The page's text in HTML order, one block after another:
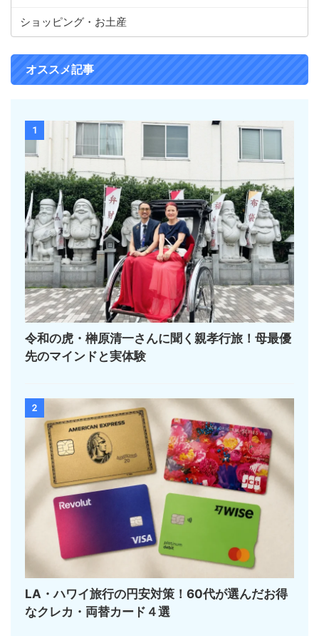
ショッピング・お土産
オススメ記事
1
令和の虎・榊󠄀原清一さんに聞く親孝行旅！母最優
先のマインドと実体験
2
LA・ハワイ旅行の円安対策！60代が選んだお得
なクレカ・両替カード４選